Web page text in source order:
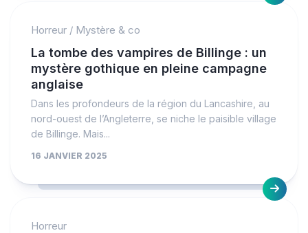
Horreur / Mystère & co
La tombe des vampires de Billinge : un
mystère gothique en pleine campagne
anglaise
Dans les profondeurs de la région du Lancashire, au
nord-ouest de l’Angleterre, se niche le paisible village
de Billinge. Mais...
16 JANVIER 2025
Horreur